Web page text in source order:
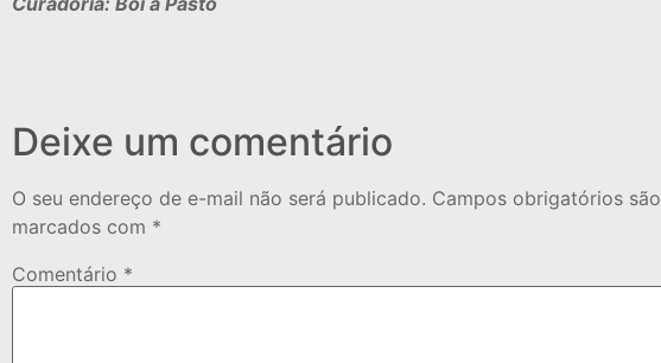
Deixe um comentário
O seu endereço de e-mail não será publicado. Campos obrigatórios são
marcados com *
Comentário *